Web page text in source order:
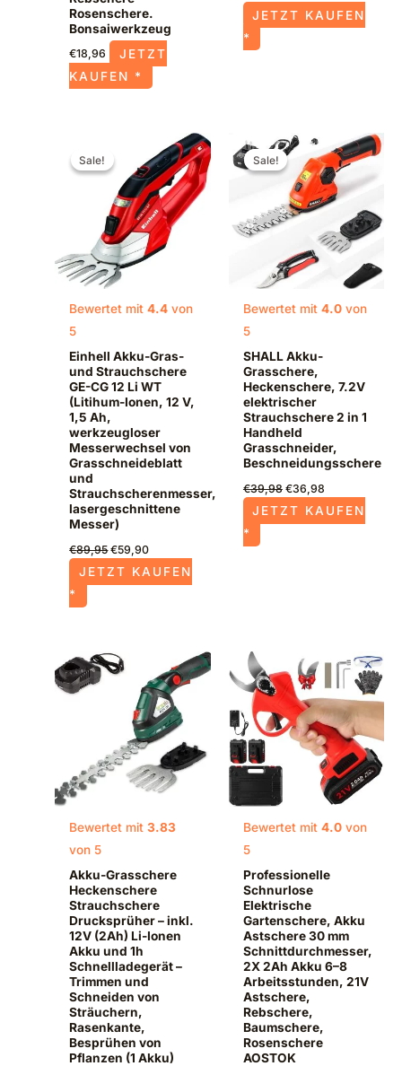
Rosenschere.
Bonsaiwerkzeug
€18,96
JETZT
KAUFEN *
JETZT KAUFEN
*
Sale!
Sale!
Bewertet mit4.4 von
5
Einhell Akku-Gras-
und Strauchschere
GE-CG 12 Li WT
(Litihum-Ionen, 12 V,
1,5 Ah,
werkzeugloser
Messerwechsel von
Grasschneideblatt
und
Strauchscherenmesser,
lasergeschnittene
Messer)
€89,95
Ursprünglicher
war:
€89,95
€59,90
Aktueller
Preis
ist:
€59,90.
JETZT KAUFEN
*
Sale!
Sale!
Bewertet mit 4.0von
5
SHALL Akku-
Grasschere,
Heckenschere, 7.2V
elektrischer
Strauchschere 2 in 1
Handheld
Grasschneider,
Beschneidungsschere
€39,98
Ursprünglicher
Preis
war:
€39,98
€36,98
Aktueller
Preis
ist:
€36,98.
JETZT KAUFEN
*
Bewertet mit3.83
von 5
Akku-Grasschere
Heckenschere
Strauchschere
Drucksprüher – inkl.
12V (2Ah) Li-Ionen
Akku und 1h
Schnellladegerät –
Trimmen und
Schneiden von
Sträuchern,
Rasenkante,
Besprühen von
Pflanzen (1 Akku)
Bewertet mit 4.0von
5
Professionelle
Schnurlose
Elektrische
Gartenschere, Akku
Astschere 30 mm
Schnittdurchmesser,
2X 2Ah Akku 6–8
Arbeitsstunden, 21V
Astschere,
Rebschere,
Baumschere,
Rosenschere
AOSTOK